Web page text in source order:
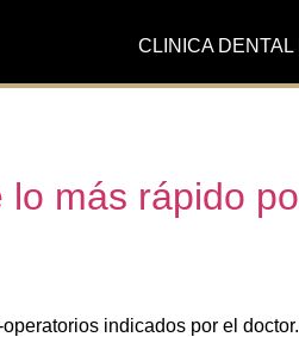
CLINICA DENTAL I
más rápido
indicados por el